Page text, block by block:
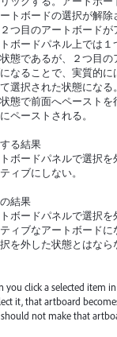
トボードの選択が解除
つ目のアートボードが
ボードパネル上では１
態であるが、２つ目の
なることで、実質的
選択された状態になる。
態で前面へペースト
ペーストされる。
る結果
ボードパネルで選択
ィブにしない。
結果
ボードパネルで選択を
ィブなアートボードに
を外した状態とはなら
you click a selected item
it, that artboard
not make that